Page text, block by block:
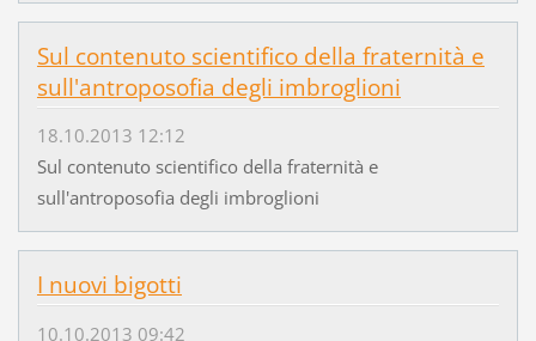
Sul contenuto scientifico della fraternità e
sull'antroposofia degli imbroglioni
18.10.2013 12:12
Sul contenuto scientifico della fraternità e
sull'antroposofia degli imbroglioni
I nuovi bigotti
10.10.2013 09:42